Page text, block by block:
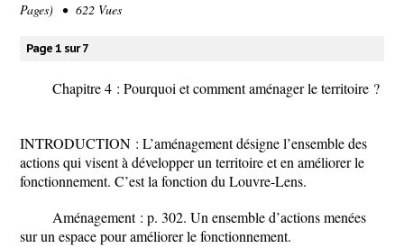
Pages) • 622 Vues
Page 1 sur 7
Chapitre 4 : Pourquoi et comment aménager le territoire ?
INTRODUCTION : L’aménagement désigne l’ensemble des
actions qui visent à développer un territoire et en améliorer le
fonctionnement. C’est la fonction du Louvre-Lens.
Aménagement : p. 302. Un ensemble d’actions menées
sur un espace pour améliorer le fonctionnement.